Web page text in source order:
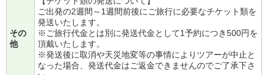
その
他
ご出発の2週間～1週間前後にご旅行に必要なチケット類を
発送いたします。
※ご旅行代金とは別に発送代金として1予約につき500円を
頂戴いたします。
※発送後に取消や天災地変等の事情によりツアーが中止と
なった場合、発送代金はご返金できませんのでご了承下さ